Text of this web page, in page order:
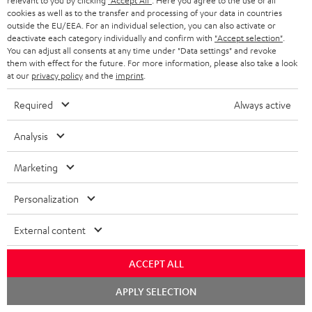
Schwarz
Hochleistungs-Akku mit
Tiefentladeschutz für den
ROCKSTER AIR
99,99€
Set
30
m²
"Standard"
5.1-Heimkino-Kabel-Set für Räume
bis 30 m²
29,99€
BOOMSTER
Bag
BOOMSTER Bag
cookies as well as to the transfer and processing of your data in countries
outside the EU/EEA. For an individual selection, you can also activate or
deactivate each category individually and confirm with "Accept selection"
You can adjust all consents at any time under "Data settings" and revoke
them with effect for the future. For more information, please also take a look
at our privacy policyand the imprint
Required Always active
Analysis
Marketing
Personalization
External content
ACCEPT ALL
APPLY SELECTION